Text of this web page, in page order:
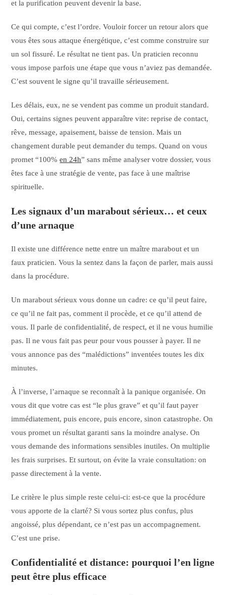
et la purification peuvent devenir la base.
Ce qui compte, c’est l’ordre. Vouloir forcer un retour alors que
vous êtes sous attaque énergétique, c’est comme construire sur
un sol fissuré. Le résultat ne tient pas. Un praticien reconnu
vous impose parfois une étape que vous n’aviez pas demandée.
C’est souvent le signe qu’il travaille sérieusement.
Les délais, eux, ne se vendent pas comme un produit standard.
Oui, certains signes peuvent apparaître vite: reprise de contact,
rêve, message, apaisement, baisse de tension. Mais un
changement durable peut demander du temps. Quand on vous
promet “100%en 24h” sans même analyser votre dossier, vous
êtes face à une stratégie de vente, pas face à une maîtrise
spirituelle.
Les signaux d’un marabout sérieux… et ceux
d’une arnaque
Il existe une différence nette entre un maître marabout et un
faux praticien. Vous la sentez dans la façon de parler, mais aussi
dans la procédure.
Un marabout sérieux vous donne un cadre: ce qu’il peut faire,
ce qu’il ne fait pas, comment il procède, et ce qu’il attend de
vous. Il parle de confidentialité, de respect, et il ne vous humilie
pas. Il ne vous fait pas peur pour vous pousser à payer. Il ne
vous annonce pas des “malédictions” inventées toutes les dix
minutes.
À l’inverse, l’arnaque se reconnaît à la panique organisée. On
vous dit que votre cas est “le plus grave” et qu’il faut payer
immédiatement, puis encore, puis encore, sinon catastrophe. On
vous promet un résultat garanti sans la moindre analyse. On
vous demande des informations sensibles inutiles. On multiplie
les frais surprises. Et surtout, on évite la vraie consultation: on
passe directement à la vente.
Le critère le plus simple reste celui-ci: est-ce que la procédure
vous apporte de la clarté? Si vous sortez plus confus, plus
angoissé, plus dépendant, ce n’est pas un accompagnement.
C’est une prise.
Confidentialité et distance: pourquoi l’en ligne
peut être plus efficace